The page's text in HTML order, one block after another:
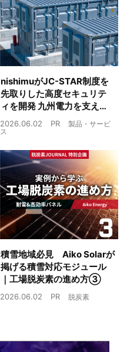
nishimuがJC-STAR制度を
先取りした高度セキュリテ
ィを開発 九州電力を支えた
制御技術を蓄電池市場へ
2026.06.02 PR
製品・サービ
ス
積雪地域必見 Aiko Solarが
掲げる積雪対応モジュール
｜工場脱炭素の進め方③
2026.06.02 PR 脱炭素